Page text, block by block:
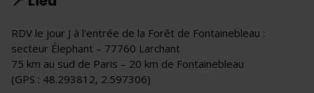
RDV le jour J à l'entrée de la Forêt de Fontainebleau :
secteur Élephant – 77760 Larchant
75 km au sud de Paris – 20 km de Fontainebleau
(GPS : 48.293812, 2.597306)